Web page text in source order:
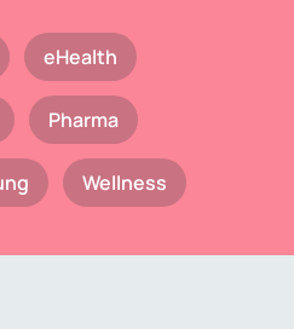
eHealth
Pharma
Wellness